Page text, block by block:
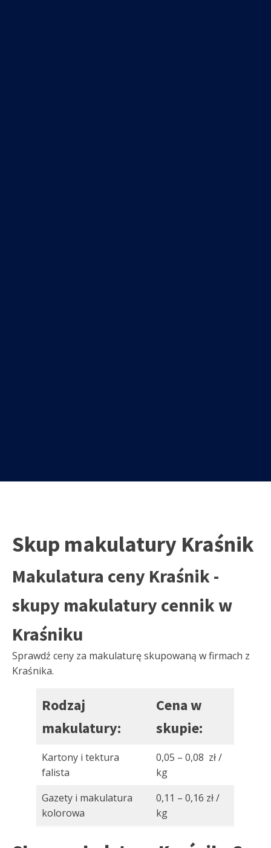
Skup makulatury Kraśnik
Makulatura ceny Kraśnik -
skupy makulatury cennik w
Kraśniku
Sprawdź ceny za makulaturę skupowaną w firmach z
Kraśnika.
Rodzaj
makulatury:
Cena w
skupie:
Kartony i tektura
falista
0,05 – 0,08 zł /
kg
Gazety i makulatura
kolorowa
0,11 – 0,16 zł /
kg